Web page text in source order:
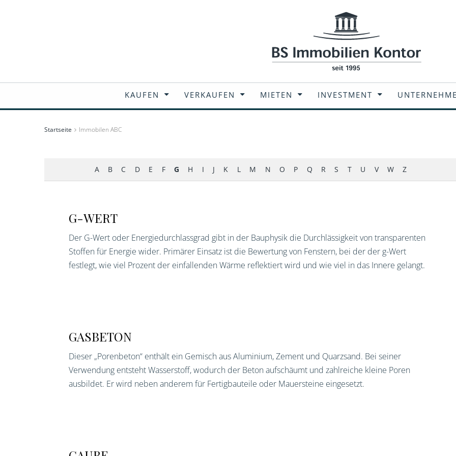
KAUFEN VERKAUFEN MIETEN INVESTMENT
Startseite Immobilen ABC
A B C D E F G H I J K L M N O P Q R S T U V W Z
G-WERT
Der G-Wert oder Energiedurchlassgrad gibt in der Bauphysik die Durchlässigkeit von transparenten
Stoffen für Energie wider. Primärer Einsatz ist die Bewertung von Fenstern, bei der der g-Wert
festlegt, wie viel Prozent der einfallenden Wärme reflektiert wird und wie viel in das Innere gelangt.
GASBETON
Dieser „Porenbeton“ enthält ein Gemisch aus Aluminium, Zement und Quarzsand. Bei seiner
Verwendung entsteht Wasserstoff, wodurch der Beton aufschäumt und zahlreiche kleine Poren
ausbildet. Er wird neben anderem für Fertigbauteile oder Mauersteine eingesetzt.